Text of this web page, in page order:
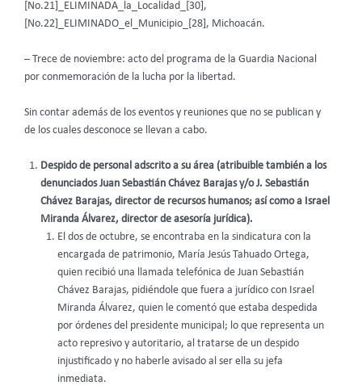
[No.21]_ELIMINADA_la_Localidad_[30],
[No.22]_ELIMINADO_el_Municipio_[28], Michoacán.
– Trece de noviembre: acto del programa de la Guardia Nacional
por conmemoración de la lucha por la libertad.
Sin contar además de los eventos y reuniones que no se publican y
de los cuales desconoce se llevan a cabo.
Despido de personal adscrito a su área (atribuible también a los
denunciados Juan Sebastián Chávez Barajas y/o J. Sebastián
Chávez Barajas, director de recursos humanos; así como a Israel
Miranda Álvarez, director de asesoría jurídica).
El dos de octubre, se encontraba en la sindicatura con la
encargada de patrimonio, María Jesús Tahuado Ortega,
quien recibió una llamada telefónica de Juan Sebastián
Chávez Barajas, pidiéndole que fuera a jurídico con Israel
Miranda Álvarez, quien le comentó que estaba despedida
por órdenes del presidente municipal; lo que representa un
acto represivo y autoritario, al tratarse de un despido
injustificado y no haberle avisado al ser ella su jefa
inmediata.